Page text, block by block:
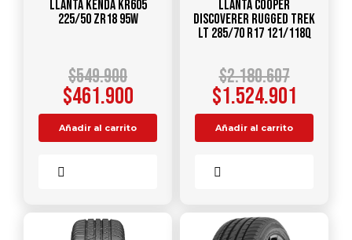
Llanta KENDA KR605
225/50 ZR18 95W
$549.900
$461.900
Añadir al carrito
Llanta COOPER
DISCOVERER RUGGED TREK
LT 285/70 R17 121/118Q
$2.180.607
$1.524.901
Añadir al carrito